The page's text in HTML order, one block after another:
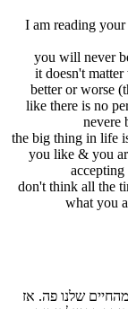
I am reading
you will never
it doesn't
better or worse
like there is no
nevere
the big thing in life
you like & you
don't think all the
what you
שלנו פה. אז